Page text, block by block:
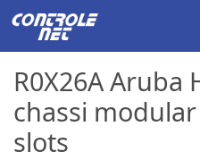
R0X26A Aruba
chassi modular
slots